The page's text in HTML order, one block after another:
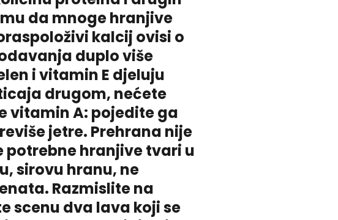
da mnoge hranjive
kalcij ovisi o
duplo više
i vitamin E djeluju
drugom, nećete
vitamin A: pojedite ga
jetre. Prehrana nije
potrebne hranjive tvari u
sirovu hranu, ne
Razmislite na
scenu dva lava koji se